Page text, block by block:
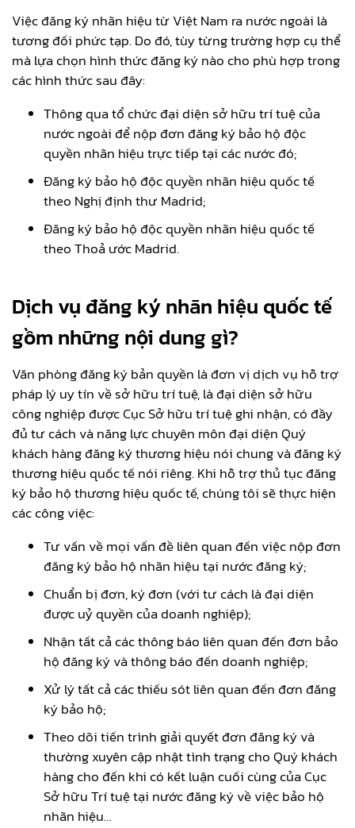
Việc đăng ký nhãn hiệu từ Việt Nam ra nước ngoài là
tương đối phức tạp. Do đó, tùy từng trường hợp cụ thể
mà lựa chọn hình thức đăng ký nào cho phù hợp trong
các hình thức sau đây:
Thông qua tổ chức đại diện sở hữu trí tuệ của
nước ngoài để nộp đơn đăng ký bảo hộ độc
quyền nhãn hiệu trực tiếp tại các nước đó;
Đăng ký bảo hộ độc quyền nhãn hiệu quốc tế
theo Nghị định thư Madrid;
Đăng ký bảo hộ độc quyền nhãn hiệu quốc tế
theo Thoả ước Madrid.
Dịch vụ đăng ký nhãn hiệu quốc tế
gồm những nội dung gì?
Văn phòng đăng ký bản quyền là đơn vị dịch vụ hỗ trợ
pháp lý uy tín về sở hữu trí tuệ, là đại diện sở hữu
công nghiệp được Cục Sở hữu trí tuệ ghi nhận, có đầy
đủ tư cách và năng lực chuyên môn đại diện Quý
khách hàng đăng ký thương hiệu nói chung và đăng ký
thương hiệu quốc tế nói riêng. Khi hỗ trợ thủ tục đăng
ký bảo hộ thương hiệu quốc tế, chúng tôi sẽ thực hiện
các công việc:
Tư vấn về mọi vấn đề liên quan đến việc nộp đơn
đăng ký bảo hộ nhãn hiệu tại nước đăng ký;
Chuẩn bị đơn, ký đơn (với tư cách là đại diện
được uỷ quyền của doanh nghiệp);
Nhận tất cả các thông báo liên quan đến đơn bảo
hộ đăng ký và thông báo đến doanh nghiệp;
Xử lý tất cả các thiếu sót liên quan đến đơn đăng
ký bảo hộ;
Theo dõi tiến trình giải quyết đơn đăng ký và
thường xuyên cập nhật tình trạng cho Quý khách
hàng cho đến khi có kết luận cuối cùng của Cục
Sở hữu Trí tuệ tại nước đăng ký về việc bảo hộ
nhãn hiệu…